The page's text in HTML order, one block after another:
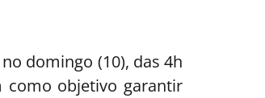
domingo (10), das 4h
como objetivo garantir